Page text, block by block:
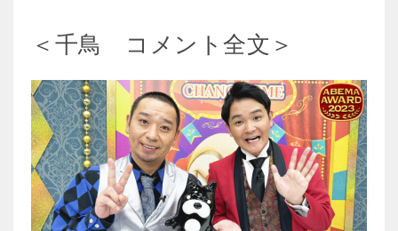
＜千鳥 コメント全文＞